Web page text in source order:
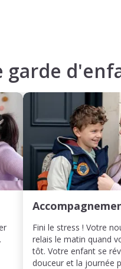
garde
Fini le stress ! Votre
relais le matin quand
tôt. Votre enfant se
douceur et la journée